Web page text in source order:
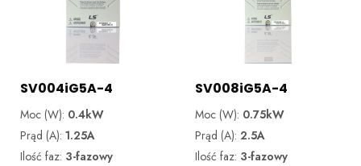
SV004iG5A-4
Moc (W): 0.4kW
Prąd (A): 1.25A
Ilość faz: 3-fazowy
SV008iG5A-4
Moc (W): 0.75kW
Prąd (A): 2.5A
Ilość faz: 3-fazowy